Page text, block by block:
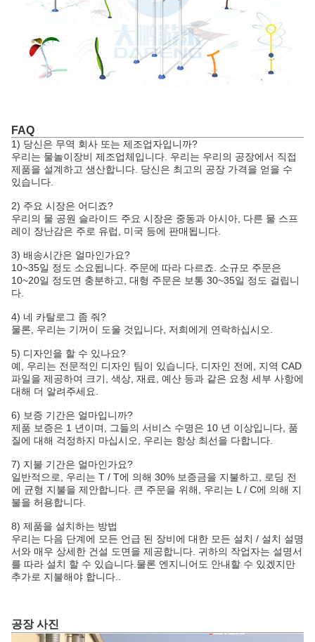
FAQ
1) 당신은 무역 회사 또는 제조업자입니까?
우리는 물놀이장비 제조업체입니다. 우리는 우리의 공장에서 직접
제품을 설계하고 생산합니다. 당신은 최고의 공장 가격을 얻을 수
있습니다.
2) 주요 시장은 어디죠?
우리의 물 공원 슬라이드 주요 시장은 중동과 아시아, 다른 물 스프
레이 장난감은 주로 유럽, 미국 등에 판매됩니다.
3) 배송시간은 얼마인가요?
10~35일 정도 소요됩니다. 주문에 따라 다르죠. 소규모 주문은
10~20일 정도면 충분하고, 대형 주문은 보통 30~35일 정도 걸립니
다.
4) 네 카탈로그 좀 줘?
물론, 우리는 기꺼이 도울 것입니다, 저희에게 연락하십시오.
5) 디자인을 할 수 있나요?
예, 우리는 전문적인 디자인 팀이 있습니다, 디자인 전에, 지역 CAD
파일을 제공하여 크기, 색상, 재료, 예산 등과 같은 요청 세부 사항에
대해 더 알려주세요.
6) 보증 기간은 얼마입니까?
제품 보증은 1 년이며, 그들의 서비스 수명은 10 년 이상입니다, 품
질에 대해 걱정하지 마십시오, 우리는 항상 최선을 다합니다.
7) 지불 기간은 얼마인가요?
일반적으로, 우리는 T / T에 의해 30% 보증금을 지불하고, 로딩 전
에 균형 지불을 제안합니다. 큰 주문을 위해, 우리는 L / C에 의해 지
불을 허용합니다.
8) 제품을 설치하는 방법
우리는 다음 단계에 모든 언급 된 장비에 대한 모든 설치 / 설치 설명
서와 매우 상세한 건설 도면을 제공합니다. 귀하의 작업자는 설명서
를 따라 설치 할 수 있습니다.물론 엔지니어도 안내할 수 있겠지만
추가로 지불해야 합니다..
공장 사진